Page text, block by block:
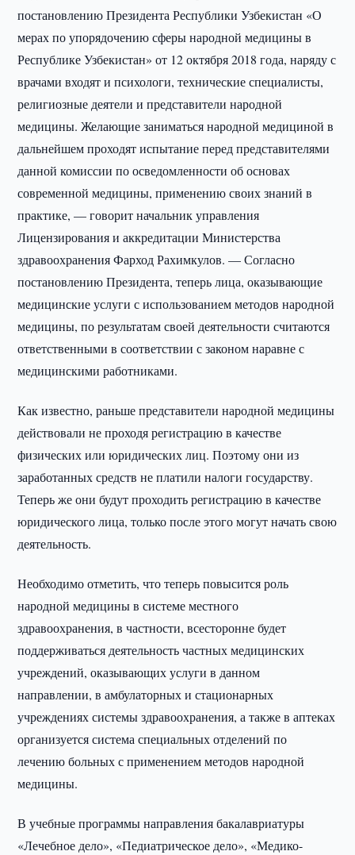
постановлению Президента Республики Узбекистан «О
мерах по упорядочению сферы народной медицины в
Республике Узбекистан» от 12 октября 2018 года, наряду с
врачами входят и психологи, технические специалисты,
религиозные деятели и представители народной
медицины. Желающие заниматься народной медициной в
дальнейшем проходят испытание перед представителями
данной комиссии по осведомленности об основах
современной медицины, применению своих знаний в
практике, — говорит начальник управления
Лицензирования и аккредитации Министерства
здравоохранения Фарход Рахимкулов. — Согласно
постановлению Президента, теперь лица, оказывающие
медицинские услуги с использованием методов народной
медицины, по результатам своей деятельности считаются
ответственными в соответствии с законом наравне с
медицинскими работниками.
Как известно, раньше представители народной медицины
действовали не проходя регистрацию в качестве
физических или юридических лиц. Поэтому они из
заработанных средств не платили налоги государству.
Теперь же они будут проходить регистрацию в качестве
юридического лица, только после этого могут начать свою
деятельность.
Необходимо отметить, что теперь повысится роль
народной медицины в системе местного
здравоохранения, в частности, всесторонне будет
поддерживаться деятельность частных медицинских
учреждений, оказывающих услуги в данном
направлении, в амбулаторных и стационарных
учреждениях системы здравоохранения, а также в аптеках
организуется система специальных отделений по
лечению больных с применением методов народной
медицины.
В учебные программы направления бакалавриатуры
«Лечебное дело», «Педиатрическое дело», «Медико-